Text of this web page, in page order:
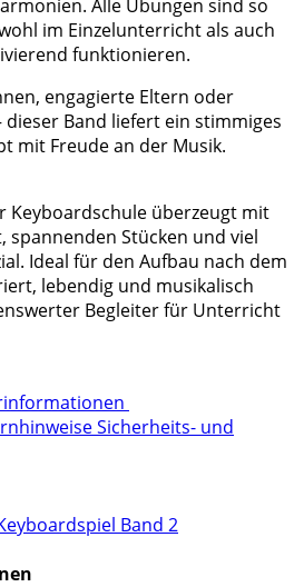
Alle Übungen sind so
im Einzelunterricht als auch
funktionieren.
engagierte Eltern oder
Band liefert ein stimmiges
mit Freude an der Musik.
Keyboardschule überzeugt mit
spannenden Stücken und viel
Ideal für den Aufbau nach dem
lebendig und musikalisch
Begleiter für Unterricht
Sicherheits- und